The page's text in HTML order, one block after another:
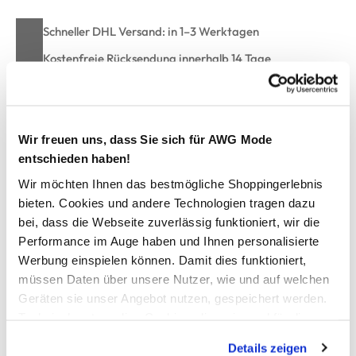
Wir freuen uns, dass Sie sich für AWG Mode
entschieden haben!
Wir möchten Ihnen das bestmögliche Shoppingerlebnis
bieten. Cookies und andere Technologien tragen dazu
bei, dass die Webseite zuverlässig funktioniert, wir die
Performance im Auge haben und Ihnen personalisierte
Werbung einspielen können. Damit dies funktioniert,
müssen Daten über unsere Nutzer, wie und auf welchen
Geräten sie unser Angebot nutzen, gespeichert werden.
Details zeigen
Schneller DHL Versand: in 1–3 Werktagen
Kostenfreie Rücksendung innerhalb 14 Tage
Kostenlose Filiallieferung in Ihre Wunschfiliale
Zur Wunschliste hinzufügen
Damen Ripp Top unifarben
modisches Top von Lisa Tossa
mit rundem Halsausschnitt
eng anliegende Schnittform